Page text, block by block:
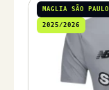
MAGLIA SÃO PAULO
2025/2026